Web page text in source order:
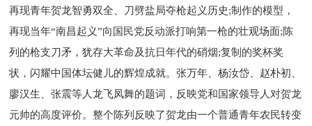
再现青年贺龙智勇双全、刀劈盐局夺枪起义历史;制作的模型，
再现当年“南昌起义”向国民党反动派打响第一枪的壮观场面;陈
列的枪支刀矛，犹存大革命及抗日年代的硝烟;复制的奖杯奖
状，闪耀中国体坛健儿的辉煌成就。张万年、杨汝岱、赵朴初、
廖汉生、张震等人龙飞凤舞的题词，反映党和国家领导人对贺龙
元帅的高度评价。整个陈列反映了贺龙由一个普通青年农民转变